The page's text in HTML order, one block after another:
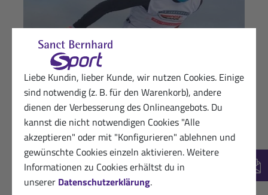
Liebe Kundin, lieber Kunde, wir nutzen Cookies. Einige
sind notwendig (z. B. für den Warenkorb), andere
dienen der Verbesserung des Onlineangebots. Du
kannst die nicht notwendigen Cookies "Alle
akzeptieren" oder mit "Konfigurieren" ablehnen und
gewünschte Cookies einzeln aktivieren. Weitere
Informationen zu Cookies erhältst du in
unserer Datenschutzerklärung.
Hannah Lorenz